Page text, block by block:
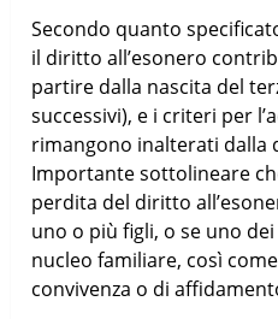
Secondo quanto
il diritto all’esonero
partire dalla nascita del
successivi), e i criteri per
rimangono inalterati dalla
Importante sottolineare
perdita del diritto
uno o più figli, o se uno
nucleo familiare, così
convivenza o di